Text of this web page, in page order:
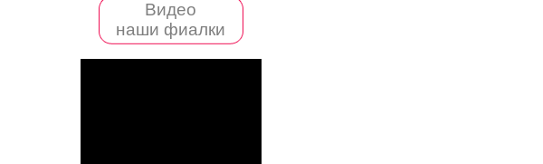
Видео
наши фиалки